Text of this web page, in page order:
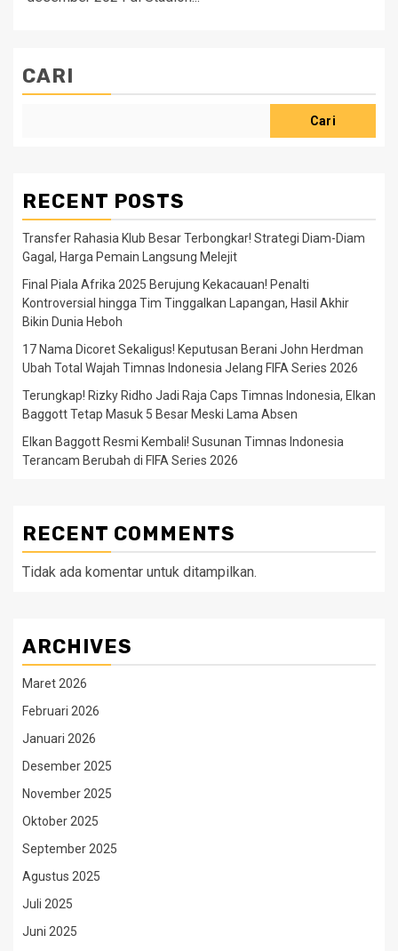
CARI
Cari
RECENT POSTS
Transfer Rahasia Klub Besar Terbongkar! Strategi Diam-Diam
Gagal, Harga Pemain Langsung Melejit
Final Piala Afrika 2025 Berujung Kekacauan! Penalti
Kontroversial hingga Tim Tinggalkan Lapangan, Hasil Akhir
Bikin Dunia Heboh
17 Nama Dicoret Sekaligus! Keputusan Berani John Herdman
Ubah Total Wajah Timnas Indonesia Jelang FIFA Series 2026
Terungkap! Rizky Ridho Jadi Raja Caps Timnas Indonesia, Elkan
Baggott Tetap Masuk 5 Besar Meski Lama Absen
Elkan Baggott Resmi Kembali! Susunan Timnas Indonesia
Terancam Berubah di FIFA Series 2026
RECENT COMMENTS
Tidak ada komentar untuk ditampilkan.
ARCHIVES
Maret 2026
Februari 2026
Januari 2026
Desember 2025
November 2025
Oktober 2025
September 2025
Agustus 2025
Juli 2025
Juni 2025